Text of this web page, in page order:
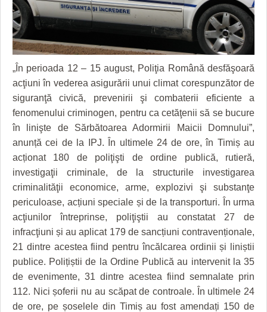
FINANŢĂRI DE LA A LA Z
PE SURSE
CLIPURI VIDEO
JOCURI ONLINE
CULTURA
INVATAMANT
JUSTITIE
FILME DOCUMENTARE
CLIPURI VIDEO
JOCURI ONLINE
DIVERSE
FARMACII DIN TIMIŞOARA
HARTA TIMIŞOAREI
LICEE, ŞCOLI ŞI GRĂDINIŢE DIN TIMIŞ
PRIMĂRIILE DIN TIMIŞ
SFATUL MEDICULUI
SFATURI JURIDICE
„În perioada 12 – 15 august, Poliţia Română desfăşoară
acţiuni în vederea asigurării unui climat corespunzător de
siguranţă civică, prevenirii şi combaterii eficiente a
fenomenului criminogen, pentru ca cetăţenii să se bucure
în linişte de Sărbătoarea Adormirii Maicii Domnului”,
anunță cei de la IPJ. În ultimele 24 de ore, în Timiș au
acționat 180 de poliţişti de ordine publică, rutieră,
investigaţii criminale, de la structurile investigarea
criminalităţii economice, arme, explozivi şi substanţe
periculoase, acțiuni speciale și de la transporturi. În urma
acţiunilor întreprinse, poliţiştii au constatat 27 de
infracţiuni și au aplicat 179 de sancțiuni contravenționale,
21 dintre acestea fiind pentru încălcarea ordinii și liniștii
publice. Polițiștii de la Ordine Publică au intervenit la 35
de evenimente, 31 dintre acestea fiind semnalate prin
112. Nici șoferii nu au scăpat de controale. În ultimele 24
de ore, pe șoselele din Timiș au fost amendați 150 de